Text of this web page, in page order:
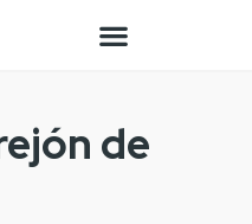
de